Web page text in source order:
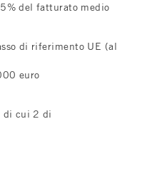
del fatturato medio
di riferimento UE (al
euro
di cui 2 di